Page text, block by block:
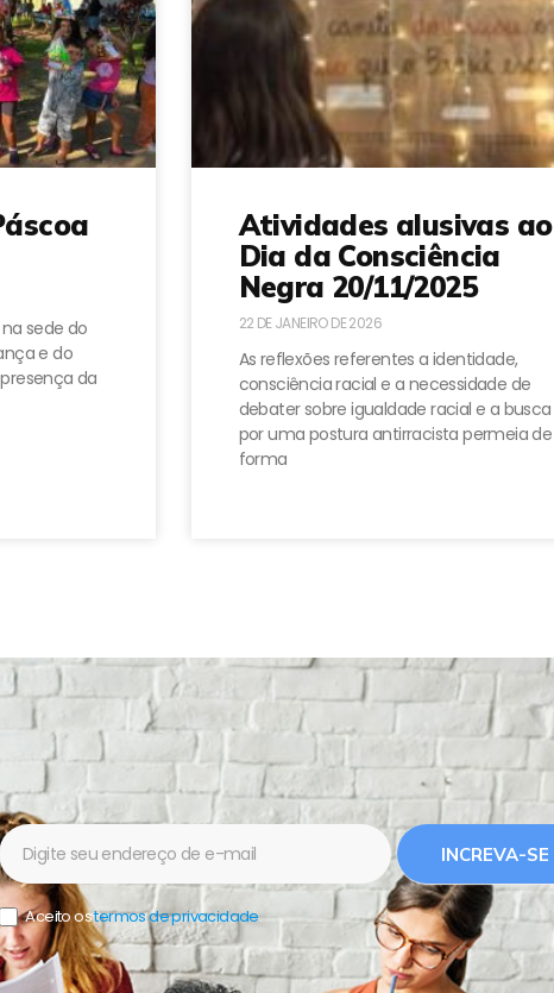
sede do
e do
da
Atividades alusivas ao
Dia da Consciência
Negra 20/11/2025
22 DE JANEIRO DE 2026
As reflexões referentes a identidade,
consciência racial e a necessidade de
debater sobre igualdade racial e a busca
por uma postura antirracista permeia de
forma
Aceito ostermos de privacidade.
INCREVA-SE